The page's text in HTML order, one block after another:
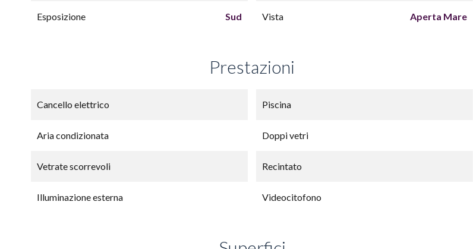
Esposizione Sud Vista Aperta Mare
Prestazioni
Cancello elettrico Piscina
Aria condizionata Doppi vetri
Vetrate scorrevoli Recintato
Illuminazione esterna Videocitofono